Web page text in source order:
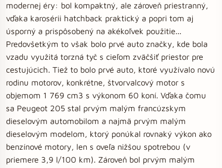
modernej éry: bol kompaktný, ale zároveň priestranný,
vďaka karosérii hatchback praktický a popri tom aj
úsporný a prispôsobený na akékoľvek použitie...
Predovšetkým to však bolo prvé auto značky, kde bola
vzadu využitá torzná tyč s cieľom zväčšiť priestor pre
cestujúcich. Tiež to bolo prvé auto, ktoré využívalo novú
rodinu motorov, konkrétne, štvorvalcový motor s
objemom 1 769 cm3 s výkonom 60 koní. Vďaka čomu
sa Peugeot 205 stal prvým malým francúzskym
dieselovým automobilom a najmä prvým malým
dieselovým modelom, ktorý ponúkal rovnaký výkon ako
benzínové motory, len s oveľa nižšou spotrebou (v
priemere 3,9 l/100 km). Zároveň bol prvým malým